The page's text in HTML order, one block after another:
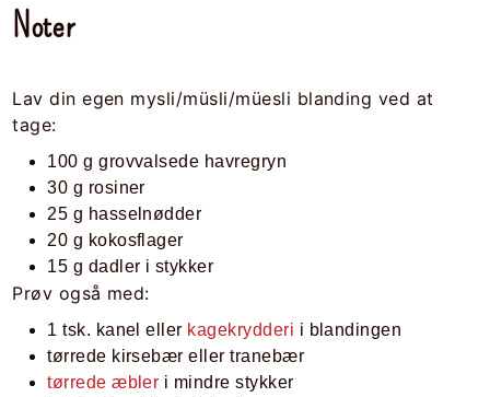
Noter
Lav din egen mysli/müsli/müesli blanding ved at
tage:
100 g grovvalsede havregryn
30 g rosiner
25 g hasselnødder
20 g kokosflager
15 g dadler i stykker
Prøv også med:
1 tsk. kanel eller kagekrydderi i blandingen
tørrede kirsebær eller tranebær
tørrede æbler i mindre stykker